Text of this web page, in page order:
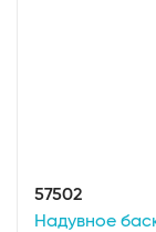
57502
Надувное